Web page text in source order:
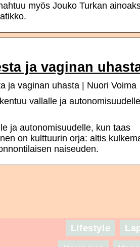
myös Jouko Turkan
ja vaginan
ja vaginan uhasta | Nuori Voima
vallalle ja
ja autonomisuudelle, kun taas
on kulttuurin orja: altis
naiseuden.
Lifestyle